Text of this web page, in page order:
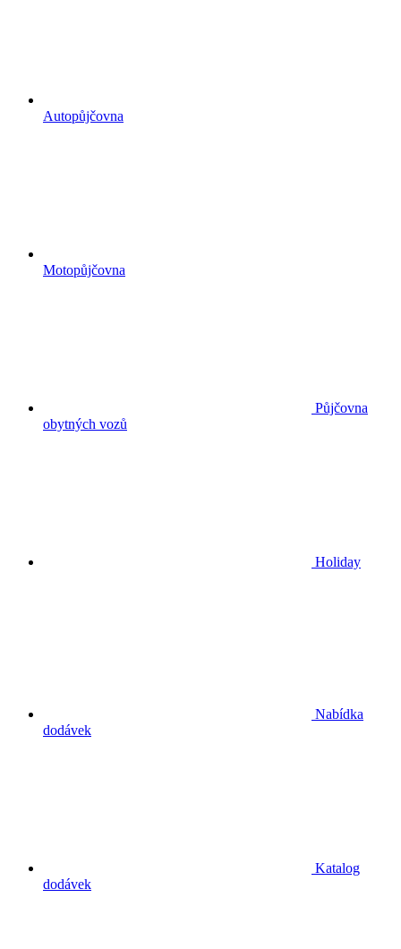
Autopůjčovna
Motopůjčovna
Půjčovna
obytných vozů
Holiday
Nabídka
dodávek
Katalog
dodávek